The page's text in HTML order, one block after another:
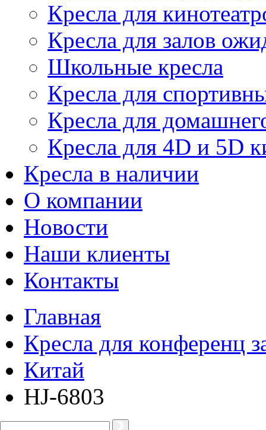
Кресла для
Кресла для залов
Школьные кресла
Кресла для
Кресла для
Кресла для 4D и 5D
Кресла в наличии
О компании
Новости
Наши клиенты
Контакты
Главная
Кресла для конференц
Китай
HJ-6803